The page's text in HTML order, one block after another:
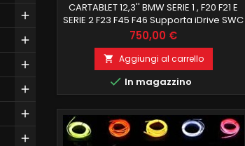
CARTABLET 12,3'' BMW SERIE 1 , F20 F21 E
SERIE 2 F23 F45 F46 Supporta iDrive SWC
ANDROID 12, SISTEMA OCTACORE
QUALCOMM SNAPDRAGON OCTACORE
6GB RAM 128 ROM CARPLAY E ANDROID
AUTO SCHERMO 1920X SCHERMO
ANTIRIFLESSO LOGO ALLA ACCENSIONE,
RECUPERO COMANDI AL VOLANTE E
FUNZIONI DI BORDO, NAVIGATORE ONLINE
E OFFLINE WIFI INTEGRATO E FUNZIONE
MIRRORING,...
Prezzo
750,00 €
 Aggiungi al carrello
 In magazzino